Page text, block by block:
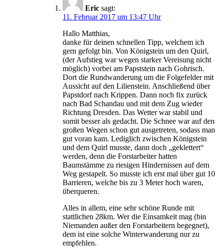
Eric sagt:
11. Februar 2017 um 13:47 Uhr
Hallo Matthias,
danke für deinen schnellen Tipp, welchem ich
gern gefolgt bin. Von Königstein um den Quirl,
(der Aufstieg war wegen starker Vereisung nicht
möglich) vorbei am Papststein nach Gohrisch.
Dort die Rundwanderung um die Folgefelder mit
Aussicht auf den Lilienstein. Anschließend über
Papstdorf nach Krippen. Dann noch fix zurück
nach Bad Schandau und mit dem Zug wieder
Richtung Dresden. Das Wetter war stabil und
somit besser als gedacht. Die Schnee war auf den
großen Wegen schon gut ausgetreten, sodass man
gut voran kam. Lediglich zwischen Königstein
und dem Quirl musste, dann doch „geklettert“
werden, denn die Forstarbeiter hatten
Baumstämme zu riesigen Hindernissen auf dem
Weg gestapelt. So musste ich erst mal über gut 10
Barrieren, welche bis zu 3 Meter hoch waren,
überqueren.
Alles in allem, eine sehr schöne Runde mit
stattlichen 28km. Wer die Einsamkeit mag (bin
Niemanden außer den Forstarbeitern begegnet),
dem ist eine solche Winterwanderung nur zu
empfehlen.